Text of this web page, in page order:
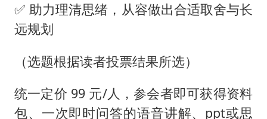
✅ 助力理清思绪，从容做出合适取舍与长
远规划
（选题根据读者投票结果所选）
统一定价 99 元/人，参会者即可获得资料
包、一次即时问答的语音讲解、ppt或思